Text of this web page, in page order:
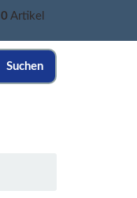
0 Artikel
Suchen